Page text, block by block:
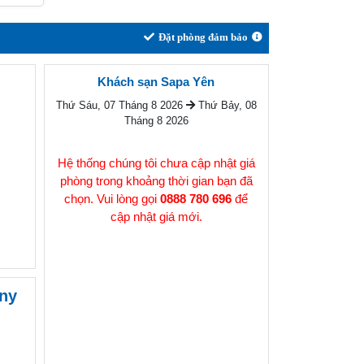
Đặt phòng đảm bảo
Khách sạn Sapa Yên
Thứ Sáu, 07 Tháng 8 2026
Thứ Bảy, 08
Tháng 8 2026
Hệ thống chúng tôi chưa cập nhật giá
phòng trong khoảng thời gian bạn đã
chọn. Vui lòng gọi0888 780 696 để
cập nhật giá mới.